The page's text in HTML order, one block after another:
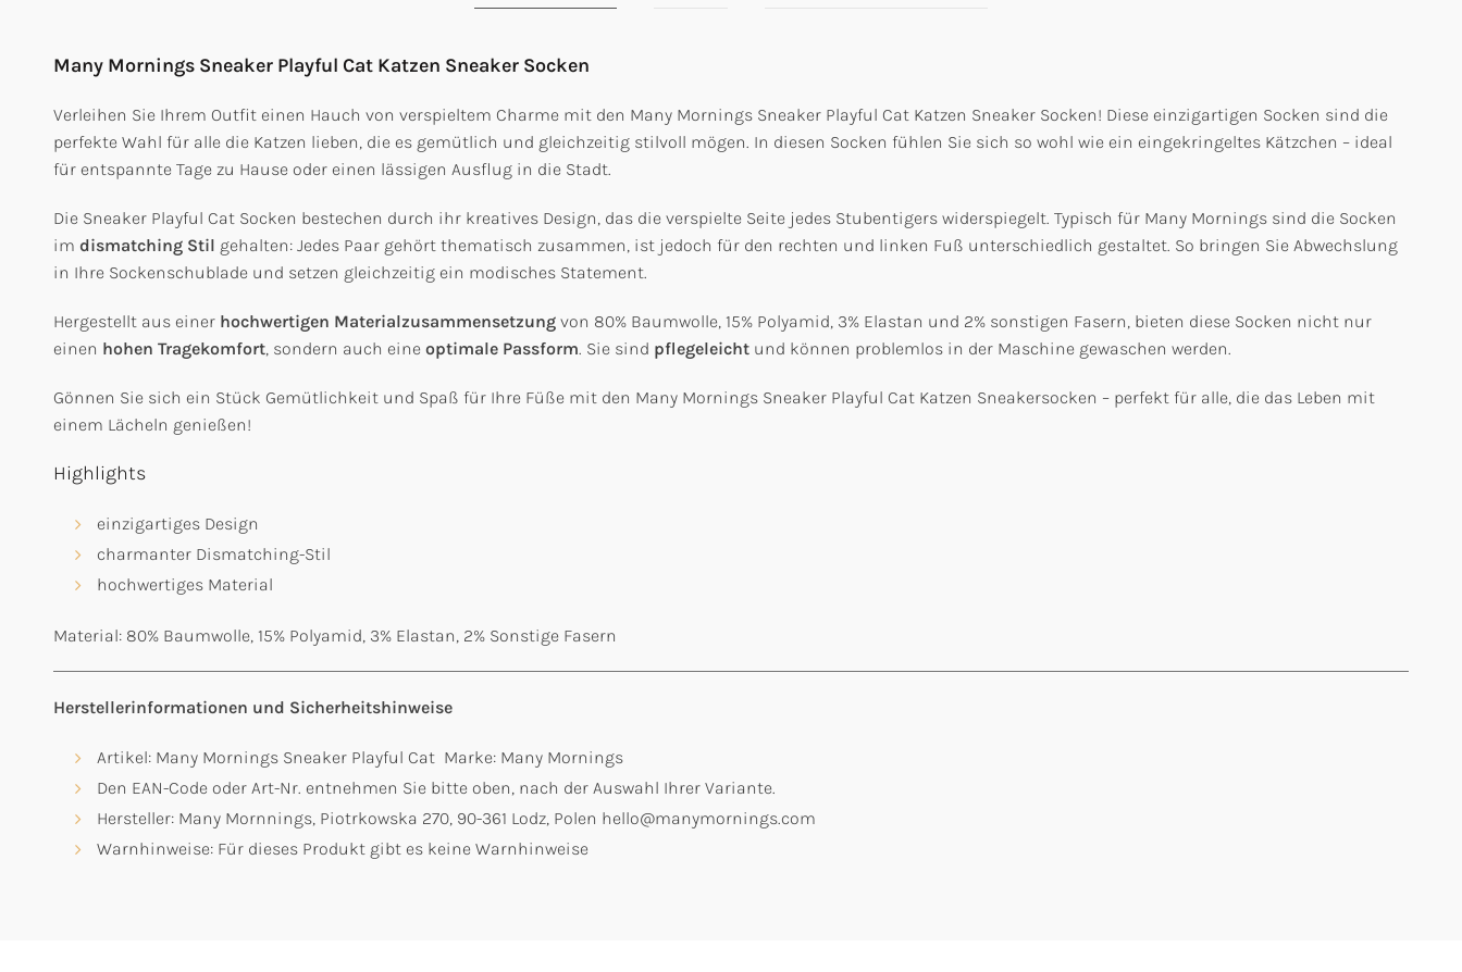
Many Mornings Sneaker Playful Cat Katzen Sneaker Socken
Verleihen Sie Ihrem Outfit einen Hauch von verspieltem Charme mit den Many Mornings Sneaker Playful Cat Katzen Sneaker Socken! Diese einzigartigen Socken sind die
perfekte Wahl für alle die Katzen lieben, die es gemütlich und gleichzeitig stilvoll mögen. In diesen Socken fühlen Sie sich so wohl wie ein eingekringeltes Kätzchen – ideal
für entspannte Tage zu Hause oder einen lässigen Ausflug in die Stadt.
Die Sneaker Playful Cat Socken bestechen durch ihr kreatives Design, das die verspielte Seite jedes Stubentigers widerspiegelt. Typisch für Many Mornings sind die Socken
im dismatching Stil gehalten: Jedes Paar gehört thematisch zusammen, ist jedoch für den rechten und linken Fuß unterschiedlich gestaltet. So bringen Sie Abwechslung
in Ihre Sockenschublade und setzen gleichzeitig ein modisches Statement.
Hergestellt aus einer hochwertigen Materialzusammensetzungvon 80% Baumwolle, 15% Polyamid, 3% Elastan und 2% sonstigen Fasern, bieten diese Socken nicht nur
einen hohen Tragekomfort, sondern auch eine optimale Passform. Sie sind pflegeleichtund können problemlos in der Maschine gewaschen werden.
Gönnen Sie sich ein Stück Gemütlichkeit und Spaß für Ihre Füße mit den Many Mornings Sneaker Playful Cat Katzen Sneakersocken – perfekt für alle, die das Leben mit
einem Lächeln genießen!
Highlights
einzigartiges Design
charmanter Dismatching-Stil
hochwertiges Material
Material: 80% Baumwolle, 15% Polyamid, 3% Elastan, 2% Sonstige Fasern
Herstellerinformationen und Sicherheitshinweise
Artikel: Many Mornings Sneaker Playful Cat Marke: Many Mornings
Den EAN-Code oder Art-Nr. entnehmen Sie bitte oben, nach der Auswahl Ihrer Variante.
Hersteller: Many Mornnings, Piotrkowska 270, 90-361 Lodz, Polen hello@manymornings.com
Warnhinweise: Für dieses Produkt gibt es keine Warnhinweise